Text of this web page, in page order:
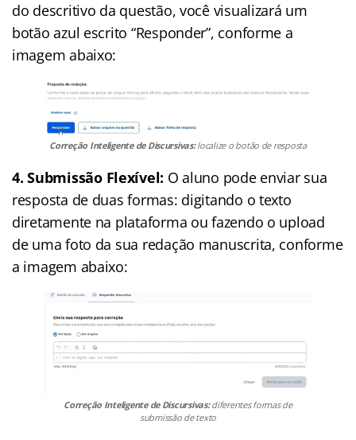
do descritivo da questão, você visualizará um
botão azul escrito “Responder”, conforme a
imagem abaixo:
Correção Inteligente de Discursivas:localize o botão de resposta
4. Submissão Flexível: O aluno pode enviar sua
resposta de duas formas: digitando o texto
diretamente na plataforma ou fazendo o upload
de uma foto da sua redação manuscrita, conforme
a imagem abaixo:
Correção Inteligente de Discursivas:diferentes formas de
submissão de texto